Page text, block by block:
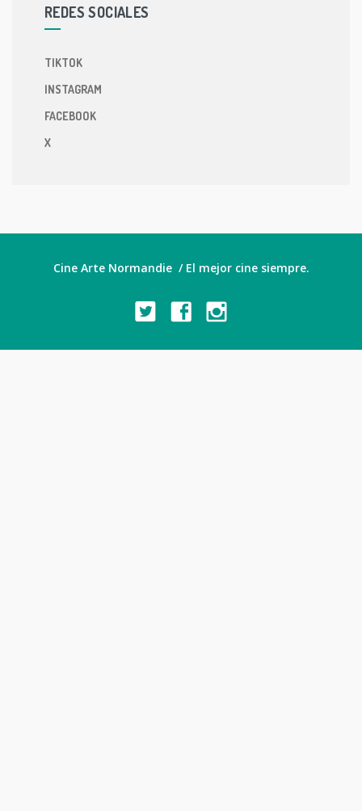
REDES SOCIALES
TIKTOK
INSTAGRAM
FACEBOOK
X
Cine Arte Normandie / El mejor cine siempre.